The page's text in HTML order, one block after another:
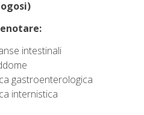
intestinali
gastroenterologica
internistica